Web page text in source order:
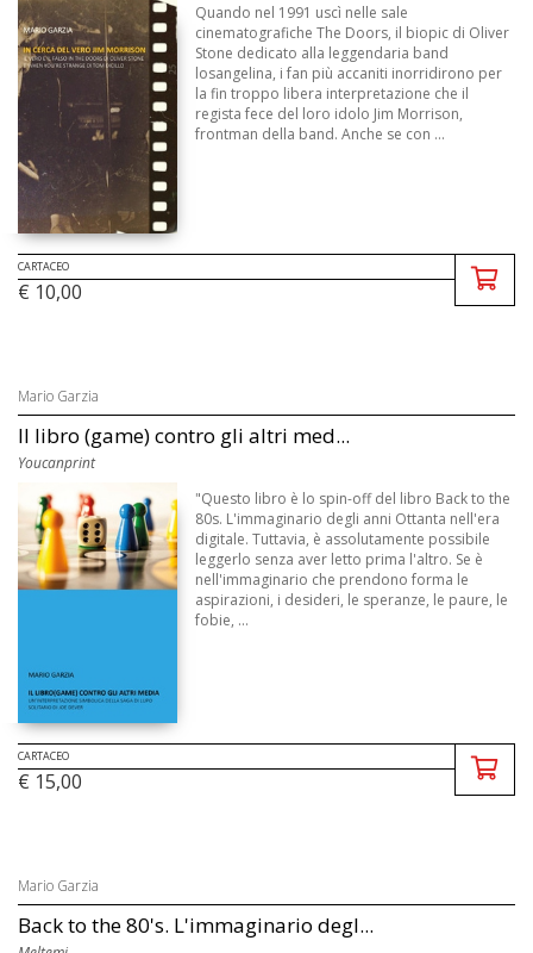
Quando nel 1991 uscì nelle sale
cinematografiche The Doors, il biopic di Oliver
Stone dedicato alla leggendaria band
losangelina, i fan più accaniti inorridirono per
la fin troppo libera interpretazione che il
regista fece del loro idolo Jim Morrison,
frontman della band. Anche se con ...
CARTACEO
€ 10,00
Mario Garzia
Il libro (game) contro gli altri med...
Youcanprint
"Questo libro è lo spin-off del libro Back to the
80s. L'immaginario degli anni Ottanta nell'era
digitale. Tuttavia, è assolutamente possibile
leggerlo senza aver letto prima l'altro. Se è
nell'immaginario che prendono forma le
aspirazioni, i desideri, le speranze, le paure, le
fobie, ...
CARTACEO
€ 15,00
Mario Garzia
Back to the 80's. L'immaginario degl...